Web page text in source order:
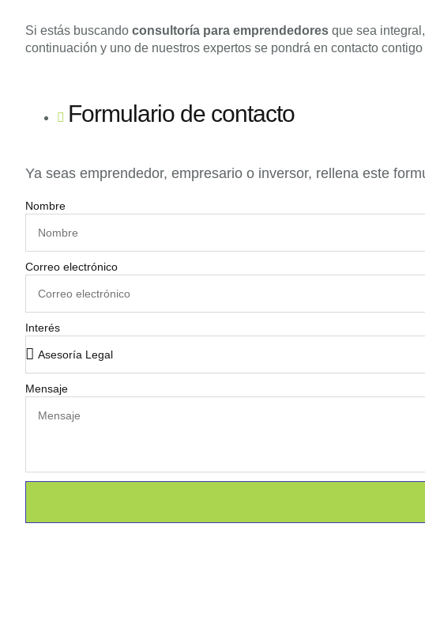
Si estás buscando consultoría para emprendedores que sea
continuación y uno de nuestros expertos se pondrá en contacto
Formulario de contacto
Ya seas emprendedor, empresario o inversor, rellena este
Nombre
Correo electrónico
Interés
Mensaje